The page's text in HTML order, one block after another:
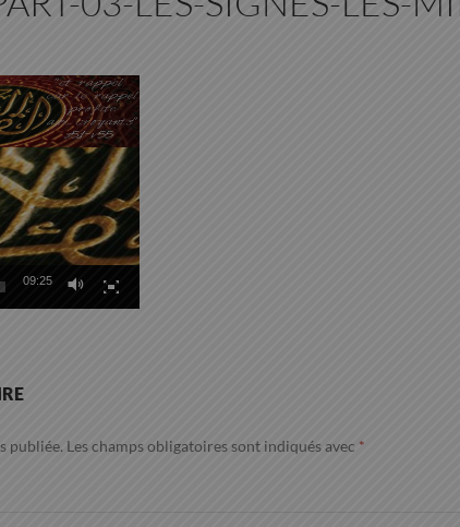
09:25
publiée. Les champs obligatoires sont indiqués avec *